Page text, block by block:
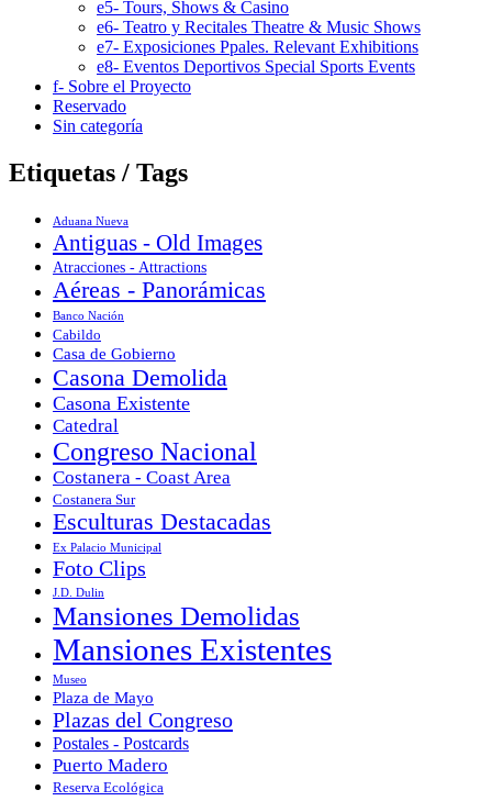
e5- Tours, Shows & Casino
e6- Teatro y Recitales Theatre & Music Shows
e7- Exposiciones Ppales. Relevant Exhibitions
e8- Eventos Deportivos Special Sports Events
f- Sobre el Proyecto
Reservado
Sin categoría
Etiquetas / Tags
Aduana Nueva
Antiguas - Old Images
Atracciones - Attractions
Aéreas - Panorámicas
Banco Nación
Cabildo
Casa de Gobierno
Casona Demolida
Casona Existente
Catedral
Congreso Nacional
Costanera - Coast Area
Costanera Sur
Esculturas Destacadas
Ex Palacio Municipal
Foto Clips
J.D. Dulin
Mansiones Demolidas
Mansiones Existentes
Museo
Plaza de Mayo
Plazas del Congreso
Postales - Postcards
Puerto Madero
Reserva Ecológica